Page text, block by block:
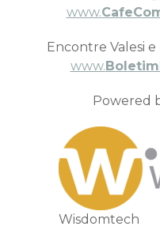
www.
Encontre Valesi
www.
Powered
Wisdomtech